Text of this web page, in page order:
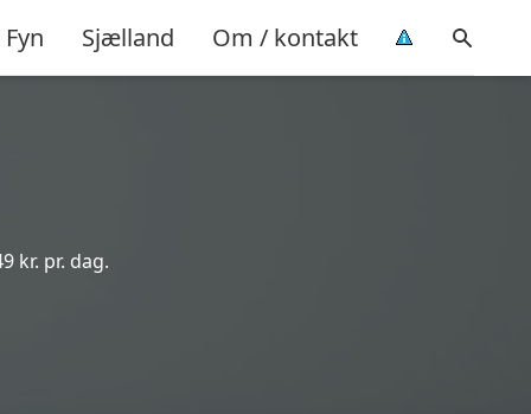
Fyn Sjælland Om / kontakt
kr. pr. dag.